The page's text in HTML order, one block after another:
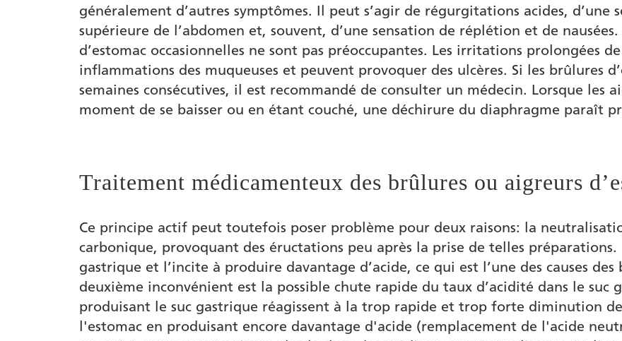
généralement d’autres symptômes. Il peut s’agir de régurgitations acides, d’une
supérieure de l’abdomen et, souvent, d’une sensation de réplétion et de
d’estomac occasionnelles ne sont pas préoccupantes. Les irritations prolongées
inflammations des muqueuses et peuvent provoquer des ulcères. Si les brûlures
semaines consécutives, il est recommandé de consulter un médecin. Lorsque les
moment de se baisser ou en étant couché, une déchirure du diaphragme paraît
Traitement médicamenteux des brûlures ou aigreurs
Ce principe actif peut toutefois poser problème pour deux raisons: la
carbonique, provoquant des éructations peu après la prise de telles
gastrique et l’incite à produire davantage d’acide, ce qui est l’une des causes
deuxième inconvénient est la possible chute rapide du taux d’acidité dans le suc
produisant le suc gastrique réagissent à la trop rapide et trop forte diminution
l'estomac en produisant encore davantage d'acide (remplacement de l'acide